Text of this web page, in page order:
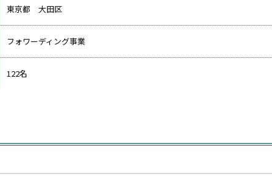
東京都 大田区
フォワーディング事業
122名